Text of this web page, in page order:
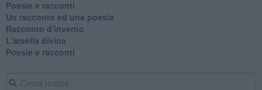
Poesie e racconti
Un racconto ed una poesia
Racconto d'inverno
​L'arsella divina
Poesie e racconti